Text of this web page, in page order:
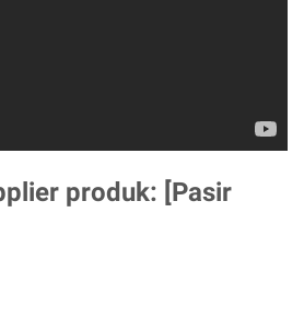
produk: [Pasir